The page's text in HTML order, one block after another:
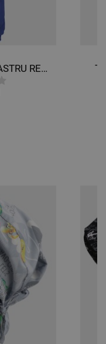
Pantaloni NOBBY ALBASTRU REGAL